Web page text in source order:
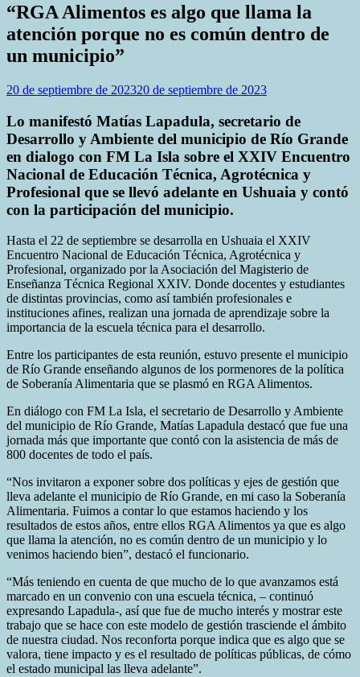
“RGA Alimentos es algo que llama la
atención porque no es común dentro de
un municipio”
20 de septiembre de 202320 de septiembre de 2023
Lo manifestó Matías Lapadula, secretario de
Desarrollo y Ambiente del municipio de Río Grande
en dialogo con FM La Isla sobre el XXIV Encuentro
Nacional de Educación Técnica, Agrotécnica y
Profesional que se llevó adelante en Ushuaia y contó
con la participación del municipio.
Hasta el 22 de septiembre se desarrolla en Ushuaia el XXIV
Encuentro Nacional de Educación Técnica, Agrotécnica y
Profesional, organizado por la Asociación del Magisterio de
Enseñanza Técnica Regional XXIV. Donde docentes y estudiantes
de distintas provincias, como así también profesionales e
instituciones afines, realizan una jornada de aprendizaje sobre la
importancia de la escuela técnica para el desarrollo.
Entre los participantes de esta reunión, estuvo presente el municipio
de Río Grande enseñando algunos de los pormenores de la política
de Soberanía Alimentaria que se plasmó en RGA Alimentos.
En diálogo con FM La Isla, el secretario de Desarrollo y Ambiente
del municipio de Río Grande, Matías Lapadula destacó que fue una
jornada más que importante que contó con la asistencia de más de
800 docentes de todo el país.
“Nos invitaron a exponer sobre dos políticas y ejes de gestión que
lleva adelante el municipio de Río Grande, en mi caso la Soberanía
Alimentaria. Fuimos a contar lo que estamos haciendo y los
resultados de estos años, entre ellos RGA Alimentos ya que es algo
que llama la atención, no es común dentro de un municipio y lo
venimos haciendo bien”, destacó el funcionario.
“Más teniendo en cuenta de que mucho de lo que avanzamos está
marcado en un convenio con una escuela técnica, – continuó
expresando Lapadula-, así que fue de mucho interés y mostrar este
trabajo que se hace con este modelo de gestión trasciende el ámbito
de nuestra ciudad. Nos reconforta porque indica que es algo que se
valora, tiene impacto y es el resultado de políticas públicas, de cómo
el estado municipal las lleva adelante”.